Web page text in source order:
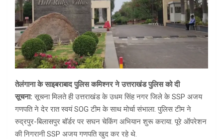
तेलंगाना के साइबराबाद पुलिस कमिश्नर ने उत्तराखंड पुलिस को दी
सूचना:सूचना मिलते ही उत्तराखंड के उधम सिंह नगर जिले के SSP अजय
गणपति ने देर रात स्वयं SOG टीम के साथ मोर्चा संभाला. पुलिस टीम ने
रुद्रपुर-बिलासपुर बॉर्डर पर सघन चेकिंग अभियान शुरू कराया. पूरे ऑपरेशन
की निगरानी SSP अजय गणपति खुद कर रहे थे.